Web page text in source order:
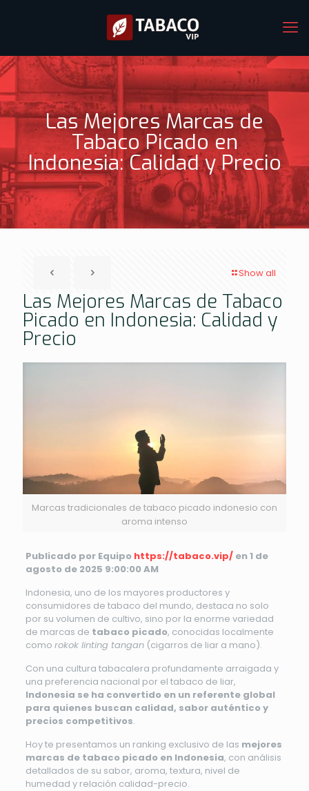
Las Mejores Marcas de
Tabaco Picado en
Indonesia: Calidad y Precio
Show all
Las Mejores Marcas de Tabaco
Picado en Indonesia: Calidad y
Precio
Marcas tradicionales de tabaco picado indonesio con
aroma intenso
Publicado por Equipo https://tabaco.vip/en 1 de
agosto de 2025 9:00:00 AM
Indonesia, uno de los mayores productores y
consumidores de tabaco del mundo, destaca no solo
por su volumen de cultivo, sino por la enorme variedad
de marcas de tabaco picado, conocidas localmente
como rokok linting tangan(cigarros de liar a mano).
Con una cultura tabacalera profundamente arraigada y
una preferencia nacional por el tabaco de liar,
Indonesia se ha convertido en un referente global
para quienes buscan calidad, sabor auténtico y
precios competitivos.
Hoy te presentamos un ranking exclusivo de las mejores
marcas de tabaco picado en Indonesia, con análisis
detallados de su sabor, aroma, textura, nivel de
humedad y relación calidad-precio.